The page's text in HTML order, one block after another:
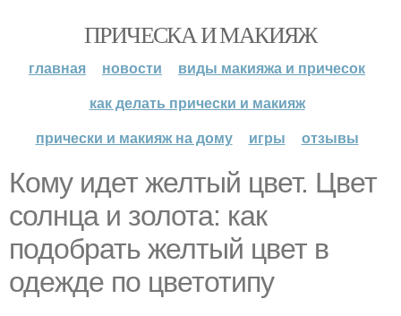
ПРИЧЕСКА И МАКИЯЖ
главная новости
виды макияжа и причесок
как делать прически и макияж
прически и макияж на дому
игры отзывы
Кому идет желтый цвет. Цвет
солнца и золота: как
подобрать желтый цвет в
одежде по цветотипу